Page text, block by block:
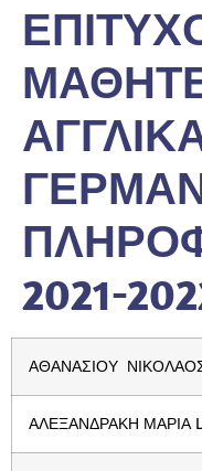
2021-
ΑΘΑΝΑΣΙΟΥ ΝΙΚΟΛΑΟΣ
ΑΛΕΞΑΝΔΡΑΚΗ ΜΑΡΙΑ